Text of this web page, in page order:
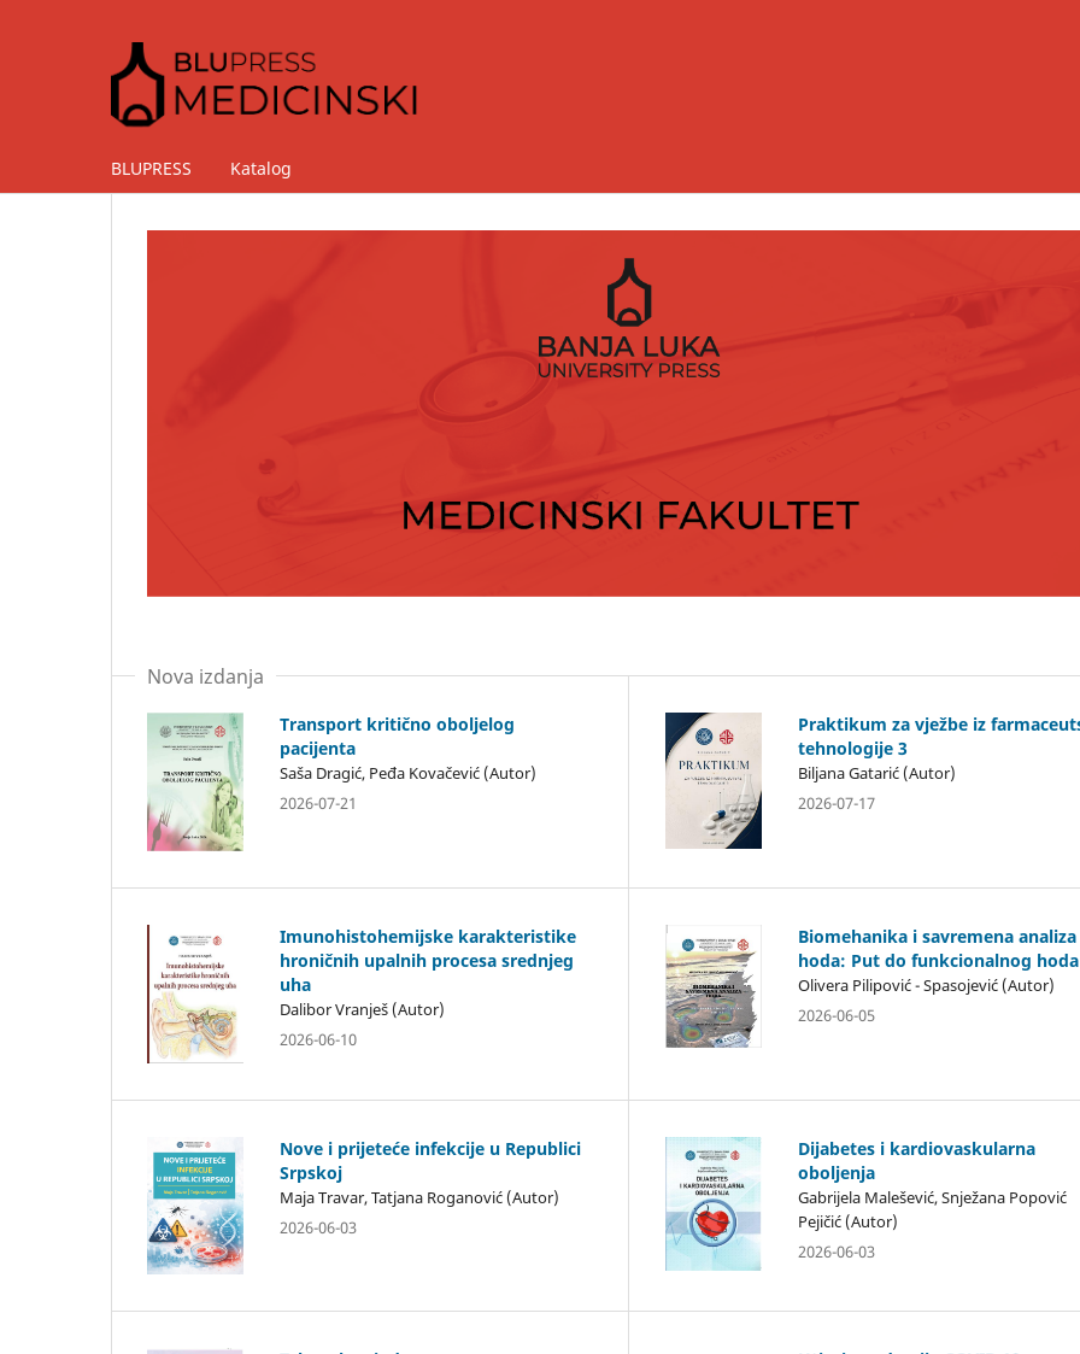
BLUPRESS Katalog
Nova izdanja
Transport kritično oboljelog
pacijenta
Saša Dragić, Peđa Kovačević (Autor)
2026-07-21
Praktikum za vježbe iz
tehnologije 3
Biljana Gatarić (Autor)
2026-07-17
Imunohistohemijske karakteristike
hroničnih upalnih procesa srednjeg
uha
Dalibor Vranješ (Autor)
2026-06-10
Biomehanika i savremena analiza
hoda: Put do funkcionalnog hoda
Olivera Pilipović - Spasojević (Autor)
2026-06-05
Nove i prijeteće infekcije u Republici
Srpskoj
Maja Travar, Tatjana Roganović (Autor)
2026-06-03
Dijabetes i kardiovaskularna
oboljenja
Gabrijela Malešević, Snježana Popović
Pejičić (Autor)
2026-06-03